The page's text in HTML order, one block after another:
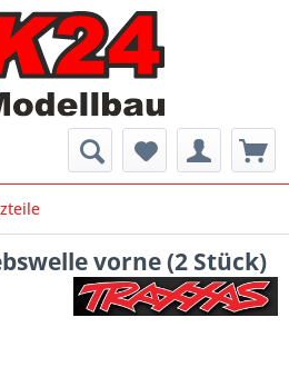
vorne (2 Stück)